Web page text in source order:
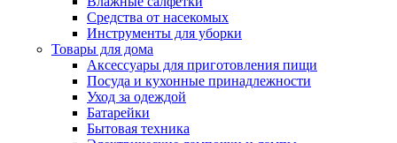
Средства от насекомых
Инструменты для уборки
Товары для дома
Аксессуары для приготовления пищи
Посуда и кухонные принадлежности
Уход за одеждой
Батарейки
Бытовая техника